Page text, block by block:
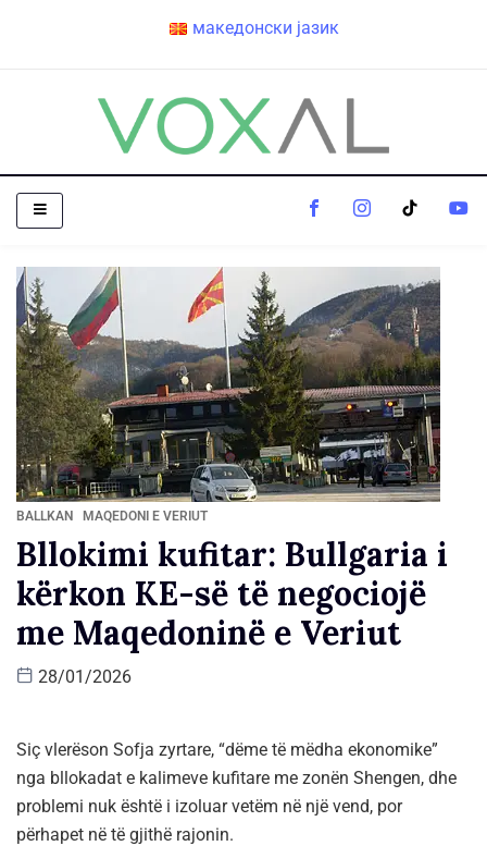
македонски јазик
BALLKAN MAQEDONI E VERIUT
Bllokimi kufitar: Bullgaria i
kërkon KE-së të negociojë
me Maqedoninë e Veriut
28/01/2026
Siç vlerëson Sofja zyrtare, “dëme të mëdha ekonomike”
nga bllokadat e kalimeve kufitare me zonën Shengen, dhe
problemi nuk është i izoluar vetëm në një vend, por
përhapet në të gjithë rajonin.